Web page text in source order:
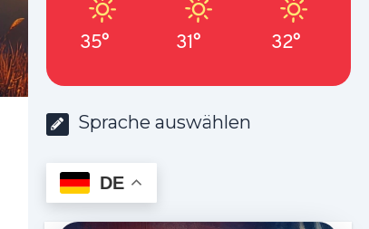
35° 31° 32°
Sprache auswählen
DE